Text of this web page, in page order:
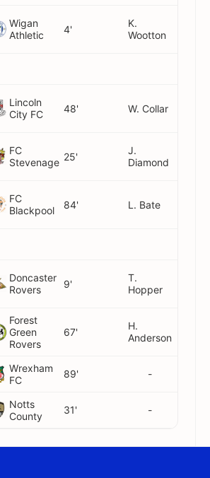
Wigan
Athletic
4'
K.
Wootton
Lincoln
City FC
48' W. Collar
FC
Stevenage 25'
J.
Diamond
FC
Blackpool
84' L. Bate
Doncaster
Rovers
9'
T.
Hopper
Forest
Green
Rovers
67'
H.
Anderson
Wrexham
FC
89' -
Notts
County
31' -